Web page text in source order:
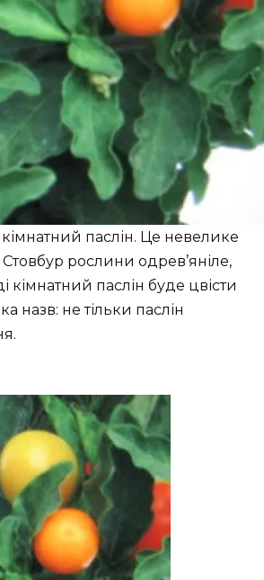
паслін. Це невелике
рослини одрев’яніле,
кімнатний паслін буде цвісти
назв: не тільки паслін